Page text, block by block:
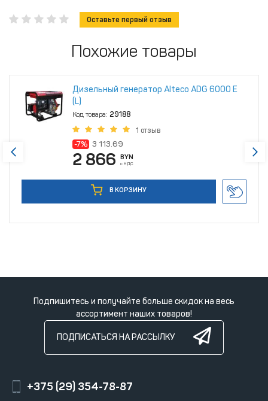
Оставьте первый отзыв
Похожие товары
Дизельный генератор Alteco ADG 6000 Е
(L)
Код товара: 29188
1 отзыв
-7% 3 113.69
2 866 BYN
с НДС
В КОРЗИНУ
Подпишитесь и получайте больше скидок на весь
ассортимент наших товаров!
ПОДПИСАТЬСЯ НА РАССЫЛКУ
+375 (29) 354-78-87